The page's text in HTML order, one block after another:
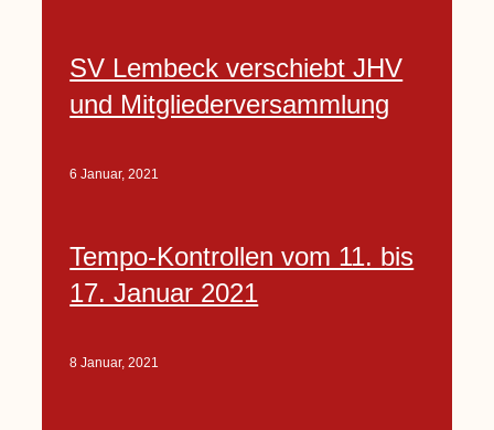
SV Lembeck verschiebt JHV
und Mitgliederversammlung
6 Januar, 2021
Tempo-Kontrollen vom 11. bis
17. Januar 2021
8 Januar, 2021